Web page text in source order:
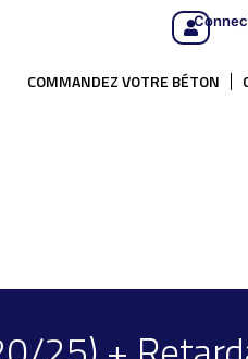
COMMANDEZ VOTRE BÉTON